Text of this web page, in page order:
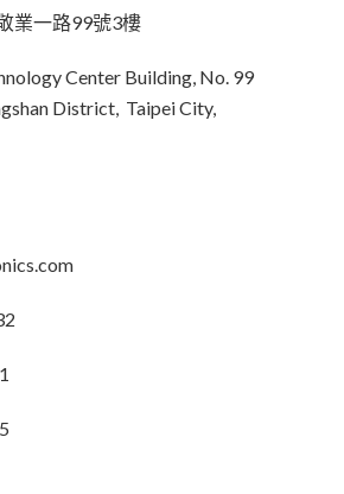
業一路99號3樓
Center Building, No. 99
District, Taipei City,